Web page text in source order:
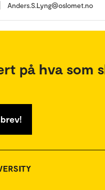
Anders.S.Lyng@oslomet.no
på hva som